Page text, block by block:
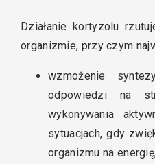
Działanie kortyzolu
organizmie, przy czym
wzmożenie
odpowiedzi na
wykonywania
sytuacjach, gdy
organizmu na